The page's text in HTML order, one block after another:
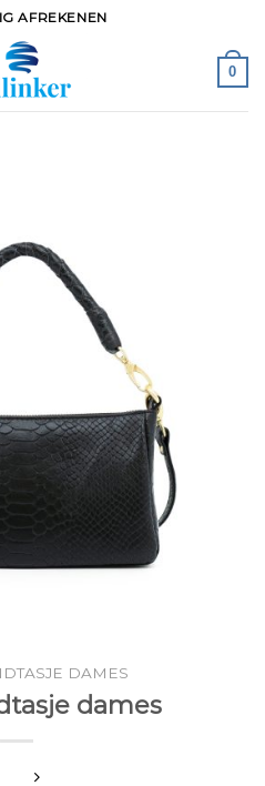
AFREKENEN
0
DAMES
dames